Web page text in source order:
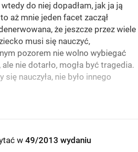
do niej dopadłam, jak ja ją
aż mnie jeden facet zaczął
że jeszcze przez wiele
musi się nauczyć,
pozorem nie wolno wybiegać
ale nie dotarło, mogła być tragedia.
się nauczyła, nie było innego
w 49/2013 wydaniu